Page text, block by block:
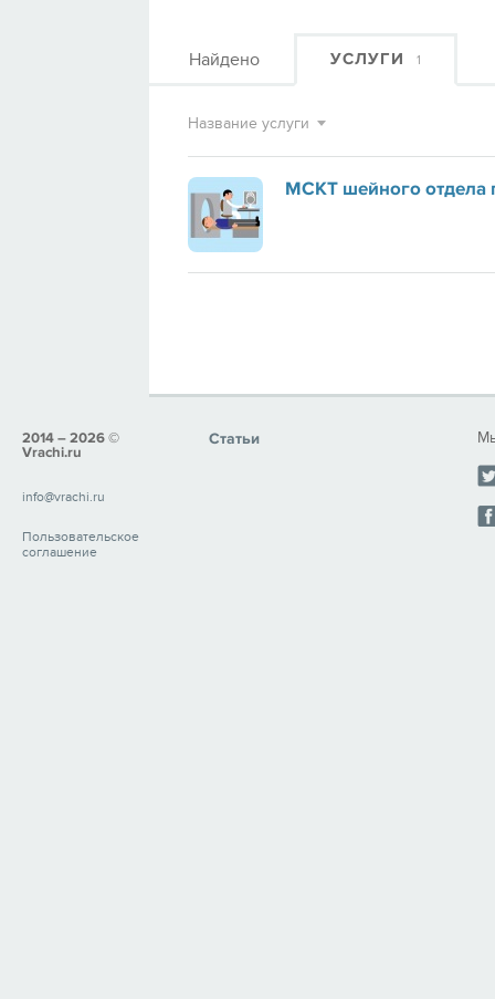
Найдено УСЛУГИ 1
Название услуги
МСКТ шейного отдела
2014 – 2026 ©
Vrachi.ru
info@vrachi.ru
Пользовательское
соглашение
Статьи